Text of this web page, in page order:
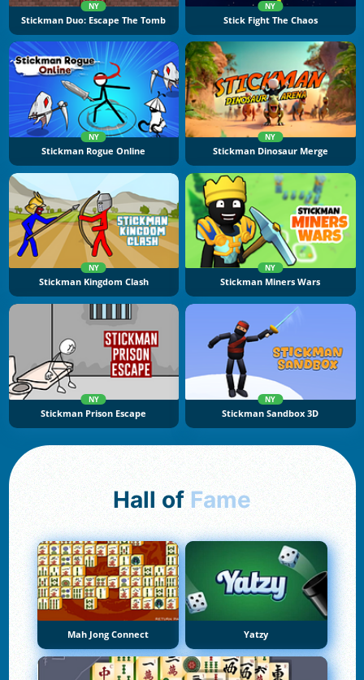
NY
Stickman Duo: Escape The Tomb
NY
Stick Fight The Chaos
NY
Stickman Rogue Online
NY
Stickman Dinosaur Merge
NY
Stickman Kingdom Clash
NY
Stickman Miners Wars
NY
Stickman Prison Escape
NY
Stickman Sandbox 3D
Hall of Fame
Mah Jong Connect Yatzy